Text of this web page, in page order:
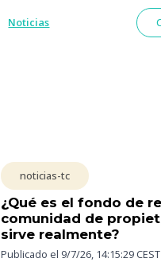
Noticias
noticias-tc
¿Qué es el fondo de
comunidad de
sirve realmente?
Publicado el 9/7/26, 14:15:29 CEST